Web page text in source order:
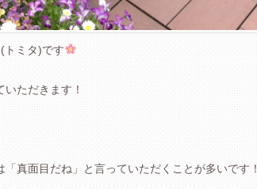
トミタ)です
ただきます！
真面目だね」と言っていただくことが多いです！